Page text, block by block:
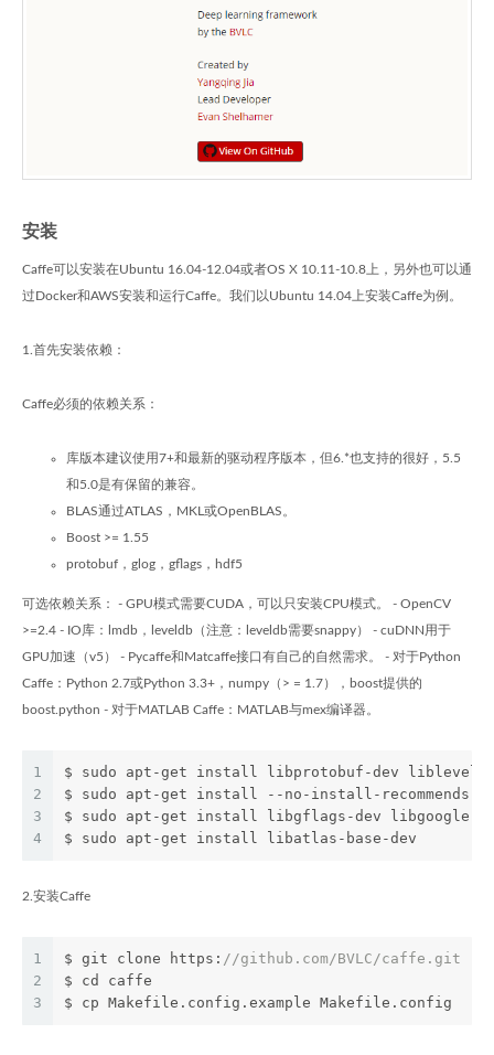
安装
Caffe可以安装在Ubuntu 16.04-12.04或者OS X 10.11-10.8上，另外也可以通
过Docker和AWS安装和运行Caffe。我们以Ubuntu 14.04上安装Caffe为例。
1.首先安装依赖：
Caffe必须的依赖关系：
库版本建议使用7+和最新的驱动程序版本，但6.*也支持的很好，5.5
和5.0是有保留的兼容。
BLAS通过ATLAS，MKL或OpenBLAS。
Boost >= 1.55
protobuf，glog，gflags，hdf5
可选依赖关系： - GPU模式需要CUDA，可以只安装CPU模式。 - OpenCV
>=2.4 - IO库：lmdb，leveldb（注意：leveldb需要snappy） - cuDNN用于
GPU加速（v5） - Pycaffe和Matcaffe接口有自己的自然需求。 - 对于Python
Caffe：Python 2.7或Python 3.3+，numpy（> = 1.7），boost提供的
boost.python - 对于MATLAB Caffe：MATLAB与mex编译器。
1
2
3
4
$ sudo apt-get install libprotobuf-dev
$ sudo apt-get install --no-install-recommends
$ sudo apt-get install libgflags-dev libgoogle-
$ sudo apt-get install libatlas-base-dev
2.安装Caffe
1
2
3
$ git clone https: //github.com/BVLC/caffe.git
$ cd caffe
$ cp Makefile.config.example Makefile.config